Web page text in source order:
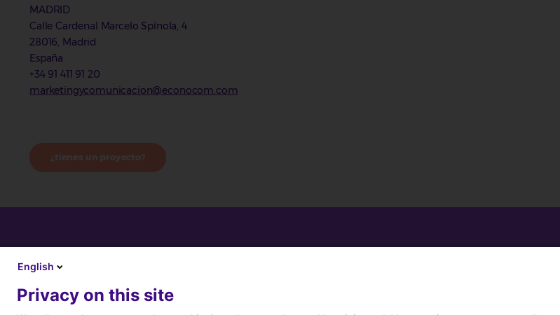
MADRID
Calle Cardenal Marcelo Spínola, 4
28016, Madrid
España
+34 91 411 91 20
marketingycomunicacion@econocom.com
¿tienes un proyecto?
English
Privacy on this site